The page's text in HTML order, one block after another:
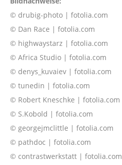
© drubig-photo | fotolia.com
© Dan Race | fotolia.com
© highwaystarz | fotolia.com
© Africa Studio | fotolia.com
© denys_kuvaiev | fotolia.com
© tunedin | fotolia.com
© Robert Kneschke | fotolia.com
© S.Kobold | fotolia.com
© georgejmclittle | fotolia.com
© pathdoc | fotolia.com
© contrastwerkstatt | fotolia.com